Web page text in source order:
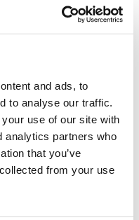
and ads, to
to analyse our traffic.
use of our site with
analytics partners who
that you’ve
from your use
e
Invia